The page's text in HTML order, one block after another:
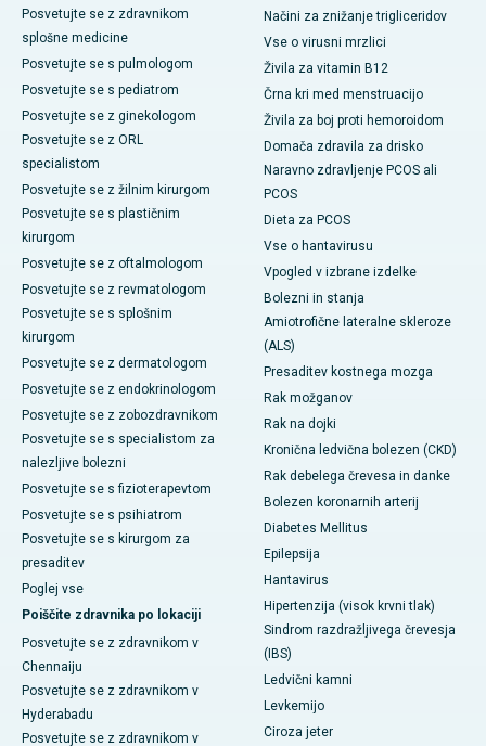
Posvetujte se z zdravnikom
splošne medicine
Posvetujte se s pulmologom
Posvetujte se s pediatrom
Posvetujte se z ginekologom
Posvetujte se z ORL
specialistom
Posvetujte se z žilnim kirurgom
Posvetujte se s plastičnim
kirurgom
Posvetujte se z oftalmologom
Posvetujte se z revmatologom
Posvetujte se s splošnim
kirurgom
Posvetujte se z dermatologom
Posvetujte se z endokrinologom
Posvetujte se z zobozdravnikom
Posvetujte se s specialistom za
nalezljive bolezni
Posvetujte se s fizioterapevtom
Posvetujte se s psihiatrom
Posvetujte se s kirurgom za
presaditev
Poglej vse
Poiščite zdravnika po lokaciji
Posvetujte se z zdravnikom v
Chennaiju
Posvetujte se z zdravnikom v
Hyderabadu
Posvetujte se z zdravnikom v
Načini za znižanje trigliceridov
Vse o virusni mrzlici
Živila za vitamin B12
Črna kri med menstruacijo
Živila za boj proti hemoroidom
Domača zdravila za drisko
Naravno zdravljenje PCOS ali
PCOS
Dieta za PCOS
Vse o hantavirusu
Vpogled v izbrane izdelke
Bolezni in stanja
Amiotrofične lateralne skleroze
(ALS)
Presaditev kostnega mozga
Rak možganov
Rak na dojki
Kronična ledvična bolezen (CKD)
Rak debelega črevesa in danke
Bolezen koronarnih arterij
Diabetes Mellitus
Epilepsija
Hantavirus
Hipertenzija (visok krvni tlak)
Sindrom razdražljivega črevesja
(IBS)
Ledvični kamni
Levkemijo
Ciroza jeter